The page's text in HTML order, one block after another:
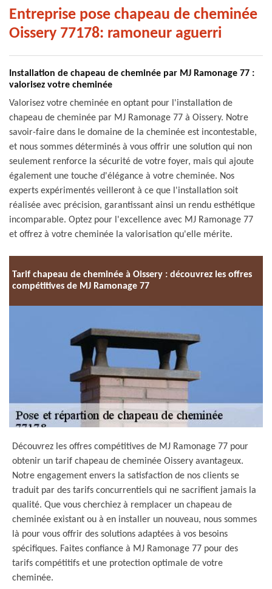
Entreprise pose chapeau de cheminée
Oissery 77178: ramoneur aguerri
Installation de chapeau de cheminée par MJ Ramonage 77 :
valorisez votre cheminée
Valorisez votre cheminée en optant pour l'installation de
chapeau de cheminée par MJ Ramonage 77 à Oissery. Notre
savoir-faire dans le domaine de la cheminée est incontestable,
et nous sommes déterminés à vous offrir une solution qui non
seulement renforce la sécurité de votre foyer, mais qui ajoute
également une touche d'élégance à votre cheminée. Nos
experts expérimentés veilleront à ce que l'installation soit
réalisée avec précision, garantissant ainsi un rendu esthétique
incomparable. Optez pour l'excellence avec MJ Ramonage 77
et offrez à votre cheminée la valorisation qu'elle mérite.
Tarif chapeau de cheminée à Oissery : découvrez les offres
compétitives de MJ Ramonage 77
Découvrez les offres compétitives de MJ Ramonage 77 pour
obtenir un tarif chapeau de cheminée Oissery avantageux.
Notre engagement envers la satisfaction de nos clients se
traduit par des tarifs concurrentiels qui ne sacrifient jamais la
qualité. Que vous cherchiez à remplacer un chapeau de
cheminée existant ou à en installer un nouveau, nous sommes
là pour vous offrir des solutions adaptées à vos besoins
spécifiques. Faites confiance à MJ Ramonage 77 pour des
tarifs compétitifs et une protection optimale de votre
cheminée.